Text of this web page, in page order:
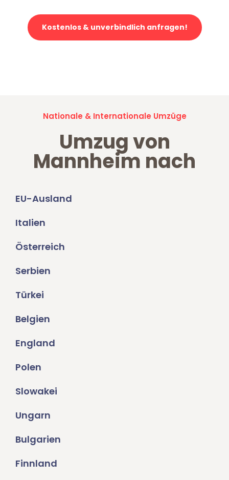
Kostenlos & unverbindlich anfragen!
Nationale & Internationale Umzüge
Umzug von
Mannheim nach
EU-Ausland
Italien
Österreich
Serbien
Türkei
Belgien
England
Polen
Slowakei
Ungarn
Bulgarien
Finnland